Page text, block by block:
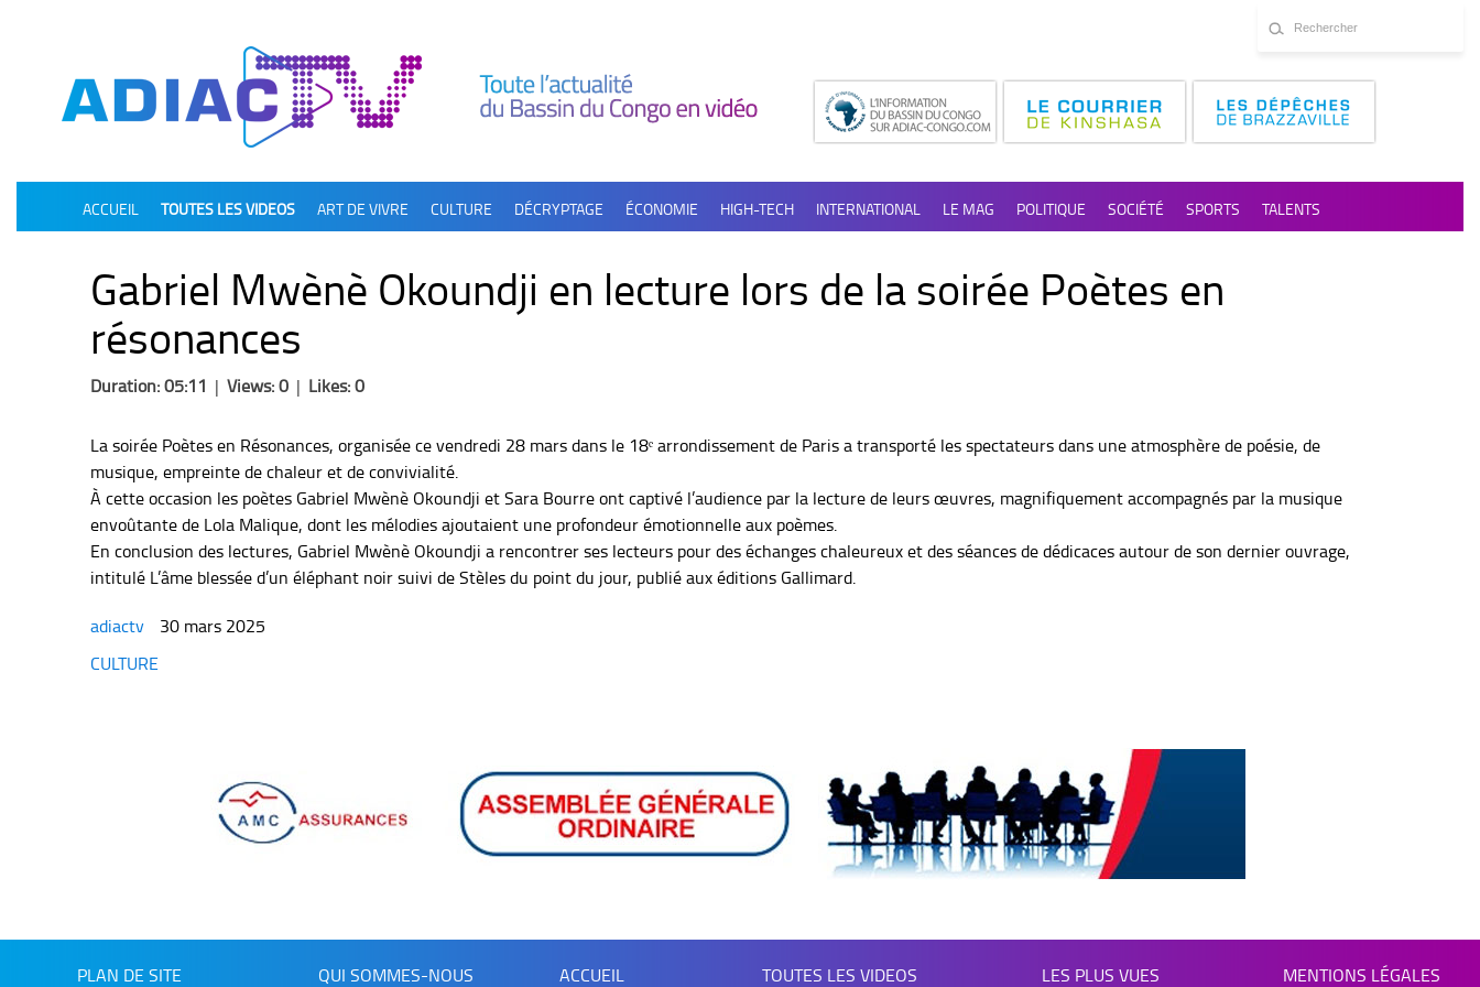
ACCUEIL TOUTES LES VIDEOS ART DE VIVRE CULTURE DÉCRYPTAGE ÉCONOMIE HIGH-TECH INTERNATIONAL LE MAG POLITIQUE SOCIÉTÉ SPORTS TALENTS
Gabriel Mwènè Okoundji en lecture lors de la soirée Poètes en
résonances
Duration: 05:11 | Views: 0 | Likes: 0
La soirée Poètes en Résonances, organisée ce vendredi 28 mars dans le 18ᵉ arrondissement de Paris a transporté les spectateurs dans une atmosphère de poésie, de
musique, empreinte de chaleur et de convivialité.
À cette occasion les poètes Gabriel Mwènè Okoundji et Sara Bourre ont captivé l’audience par la lecture de leurs œuvres, magnifiquement accompagnés par la musique
envoûtante de Lola Malique, dont les mélodies ajoutaient une profondeur émotionnelle aux poèmes.
En conclusion des lectures, Gabriel Mwènè Okoundji a rencontrer ses lecteurs pour des échanges chaleureux et des séances de dédicaces autour de son dernier ouvrage,
intitulé L’âme blessée d’un éléphant noir suivi de Stèles du point du jour, publié aux éditions Gallimard.
adiactv
30 mars 2025
Categories
CULTURE
PLAN DE SITE QUI SOMMES-NOUS ACCUEIL TOUTES LES VIDEOS LES PLUS VUES MENTIONS LÉGALES